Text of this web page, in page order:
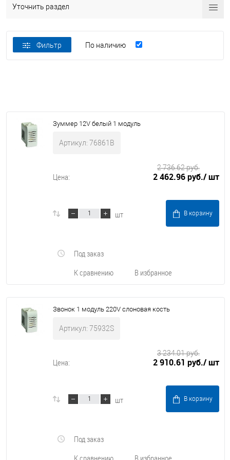
Уточнить раздел
Фильтр По наличию
Зуммер 12V белый 1 модуль
Артикул: 76861B
Цена: 2 462.96 руб./ шт
2 736.62 руб.
шт В корзину
К сравнению В избранное
Под заказ
Звонок 1 модуль 220V слоновая кость
Артикул: 75932S
Цена: 2 910.61 руб./ шт
3 234.01 руб.
шт В корзину
К сравнению В избранное
Под заказ